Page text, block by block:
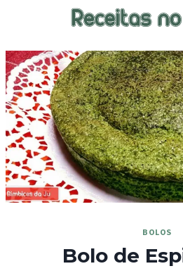
BOLOS
Bolo de